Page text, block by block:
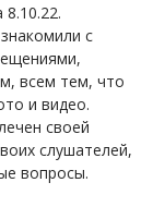
с
всем тем, что
и видео.
своей
слушателей,
вопросы.